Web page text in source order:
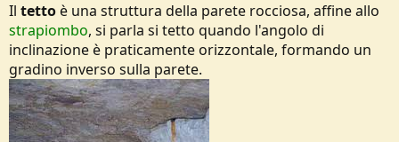
e
i
o
n
d
a
t
e
Il tettoè una struttura della parete rocciosa, affine allo
strapiombo, si parla si tetto quando l'angolo di
inclinazione è praticamente orizzontale, formando un
gradino inverso sulla parete.